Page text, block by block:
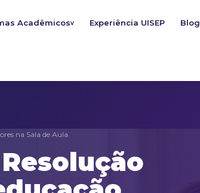
Acadêmicosv Experiência UISEP Blog
na Sala de Aula